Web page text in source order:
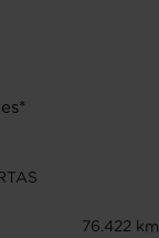
76.422 km